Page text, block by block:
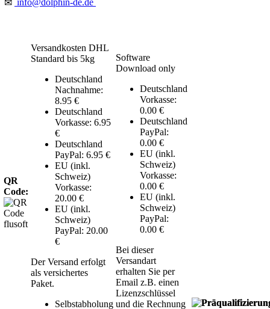
✉ info@dolphin-de.de
QR
Code:
Versandkosten DHL
Standard bis 5kg
Deutschland
Nachnahme:
8.95 €
Deutschland
Vorkasse: 6.95
€
Deutschland
PayPal: 6.95 €
EU (inkl.
Schweiz)
Vorkasse:
20.00 €
EU (inkl.
Schweiz)
PayPal: 20.00
€
Der Versand erfolgt
als versichertes
Paket.
Selbstabholung
Software
Download only
Deutschland
Vorkasse:
0.00 €
Deutschland
PayPal:
0.00 €
EU (inkl.
Schweiz)
Vorkasse:
0.00 €
EU (inkl.
Schweiz)
PayPal:
0.00 €
Bei dieser
Versandart
erhalten Sie per
Email z.B. einen
Lizenzschlüssel
und die Rechnung